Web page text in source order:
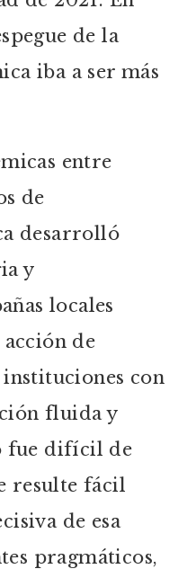
de la
iba a ser más
entre
de
desarrolló
y
locales
acción de
con
fluida y
fue difícil de
resulte fácil
de esa
pragmáticos,